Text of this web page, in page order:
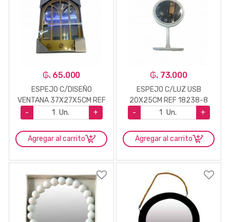
₲. 65.000
ESPEJO C/DISEÑO
VENTANA 37X27X5CM REF
6846-09
- Un. +
Agregar al carrito
₲. 73.000
ESPEJO C/LUZ USB
20X25CM REF 18238-8
-
Un. +
Agregar al carrito